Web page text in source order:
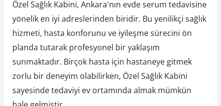
Özel Sağlık Kabini, Ankara'nın evde serum tedavisine
yönelik en iyi adreslerinden biridir. Bu yenilikçi sağlık
hizmeti, hasta konforunu ve iyileşme sürecini ön
planda tutarak profesyonel bir yaklaşım
sunmaktadır. Birçok hasta için hastaneye gitmek
zorlu bir deneyim olabilirken, Özel Sağlık Kabini
sayesinde tedaviyi ev ortamında almak mümkün